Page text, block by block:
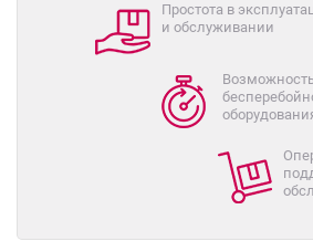
Простота в
и обслуживании